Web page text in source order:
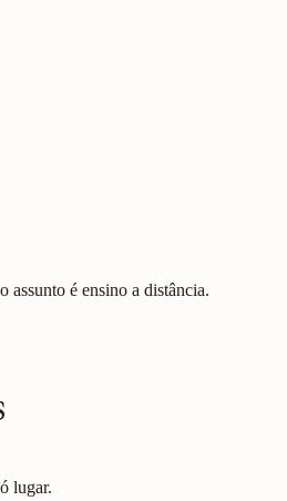
assunto é ensino a distância.
lugar.